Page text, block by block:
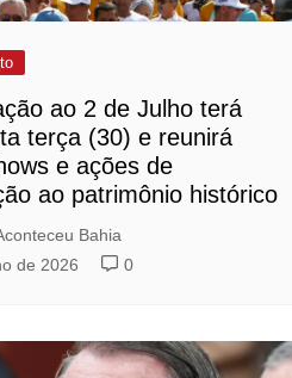
ao 2 de Julho terá
terça (30) e reunirá
e ações de
ao patrimônio histórico
Bahia
de 2026
0